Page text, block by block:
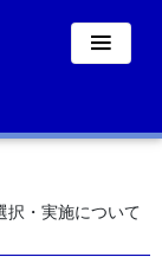
択・実施について